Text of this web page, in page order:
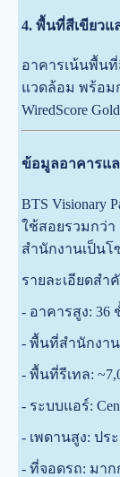
4. พื้นที่สีเขียวแ
อาคารเน้นพื้น
แวดล้อม พร้อม
WiredScore Gold
ข้อมูลอาคารแ
BTS Visionary
ใช้สอยรวมกว่า
สำนักงานเป็นโ
รายละเอียดสำ
- อาคารสูง: 36
- พื้นที่สำนักงาน
- พื้นที่รีเทล:
- ระบบแอร์:
- เพดานสูง: ปร
- ที่จอดรถ: มาก